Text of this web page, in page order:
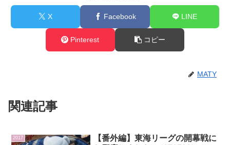
X Facebook LINE
Pinterest コピー
MATY
関連記事
2017
【番外編】東海リーグの開幕戦に